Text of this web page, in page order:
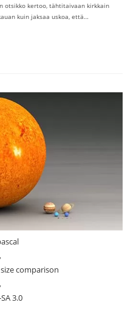
otsikko kertoo, tähtitaivaan kirkkain
kuin jaksaa uskoa, että…
,
comparison
,
3.0